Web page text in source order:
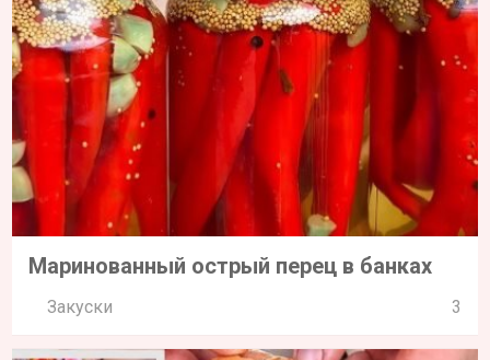
Маринованный острый перец в банках
Закуски 3